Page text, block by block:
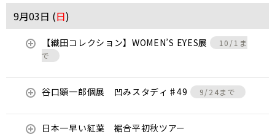
9月03日 (日)
【織田コレクション】WOMEN’S EYES展
10/1ま
で
谷口顕一郎個展 凹みスタディ♯49 9/24まで
日本一早い紅葉 裾合平初秋ツアー